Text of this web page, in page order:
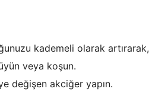
kademeli olarak artırarak,
veya koşun.
değişen akciğer yapın.